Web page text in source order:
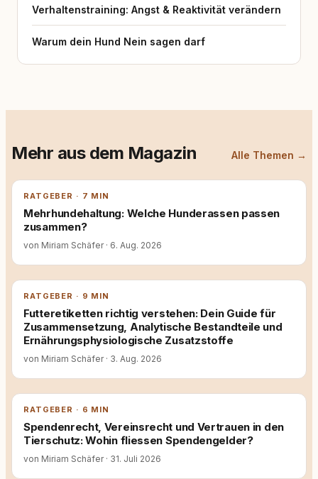
Verhaltenstraining: Angst & Reaktivität verändern
Warum dein Hund Nein sagen darf
Mehr aus dem Magazin Alle Themen →
RATGEBER · 7 MIN
Mehrhundehaltung: Welche Hunderassen passen
zusammen?
von Miriam Schäfer · 6. Aug. 2026
RATGEBER · 9 MIN
Futteretiketten richtig verstehen: Dein Guide für
Zusammensetzung, Analytische Bestandteile und
Ernährungsphysiologische Zusatzstoffe
von Miriam Schäfer · 3. Aug. 2026
RATGEBER · 6 MIN
Spendenrecht, Vereinsrecht und Vertrauen in den
Tierschutz: Wohin fliessen Spendengelder?
von Miriam Schäfer · 31. Juli 2026